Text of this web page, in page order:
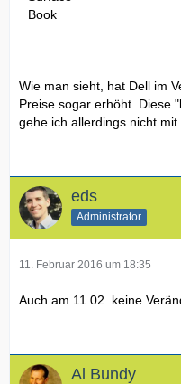
Book
Wie man sieht, hat Dell im
Preise sogar erhöht. Diese
gehe ich allerdings nicht mit.
eds
Administrator
11. Februar 2016 um 18:35
Auch am 11.02. keine
Al Bundy